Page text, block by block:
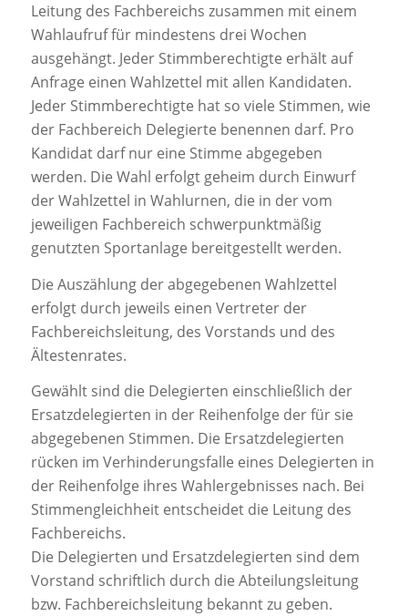
Leitung des Fachbereichs zusammen mit einem
Wahlaufruf für mindestens drei Wochen
ausgehängt. Jeder Stimmberechtigte erhält auf
Anfrage einen Wahlzettel mit allen Kandidaten.
Jeder Stimmberechtigte hat so viele Stimmen, wie
der Fachbereich Delegierte benennen darf. Pro
Kandidat darf nur eine Stimme abgegeben
werden. Die Wahl erfolgt geheim durch Einwurf
der Wahlzettel in Wahlurnen, die in der vom
jeweiligen Fachbereich schwerpunktmäßig
genutzten Sportanlage bereitgestellt werden.
Die Auszählung der abgegebenen Wahlzettel
erfolgt durch jeweils einen Vertreter der
Fachbereichsleitung, des Vorstands und des
Ältestenrates.
Gewählt sind die Delegierten einschließlich der
Ersatzdelegierten in der Reihenfolge der für sie
abgegebenen Stimmen. Die Ersatzdelegierten
rücken im Verhinderungsfalle eines Delegierten in
der Reihenfolge ihres Wahlergebnisses nach. Bei
Stimmengleichheit entscheidet die Leitung des
Fachbereichs.
Die Delegierten und Ersatzdelegierten sind dem
Vorstand schriftlich durch die Abteilungsleitung
bzw. Fachbereichsleitung bekannt zu geben.